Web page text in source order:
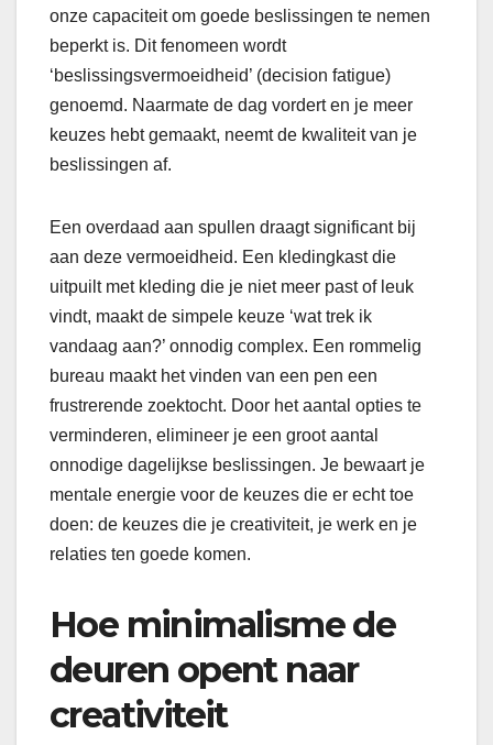
onze capaciteit om goede beslissingen te nemen
beperkt is. Dit fenomeen wordt
‘beslissingsvermoeidheid’ (decision fatigue)
genoemd. Naarmate de dag vordert en je meer
keuzes hebt gemaakt, neemt de kwaliteit van je
beslissingen af.
Een overdaad aan spullen draagt significant bij
aan deze vermoeidheid. Een kledingkast die
uitpuilt met kleding die je niet meer past of leuk
vindt, maakt de simpele keuze ‘wat trek ik
vandaag aan?’ onnodig complex. Een rommelig
bureau maakt het vinden van een pen een
frustrerende zoektocht. Door het aantal opties te
verminderen, elimineer je een groot aantal
onnodige dagelijkse beslissingen. Je bewaart je
mentale energie voor de keuzes die er echt toe
doen: de keuzes die je creativiteit, je werk en je
relaties ten goede komen.
Hoe minimalisme de
deuren opent naar
creativiteit